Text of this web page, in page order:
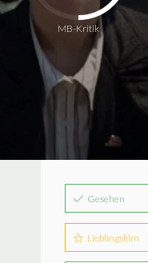
MB-Kritik
Gesehen
Lieblingsfilm